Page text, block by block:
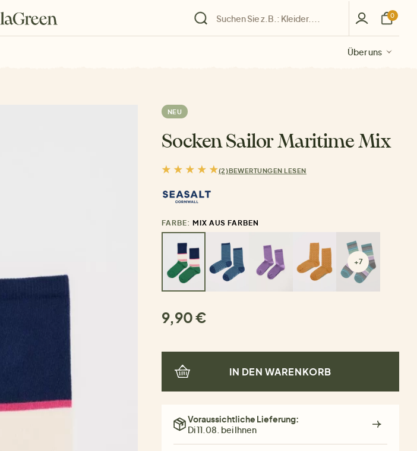
Über uns
Über uns
Über uns
Über uns
Über uns
0
NEU
Socken Sailor Maritime Mix
(2)BEWERTUNGEN LESEN
FARBE: MIX AUS FARBEN
+7
9,90 €
IN DEN WARENKORB
Voraussichtliche Lieferung:
Di 11.08. bei Ihnen